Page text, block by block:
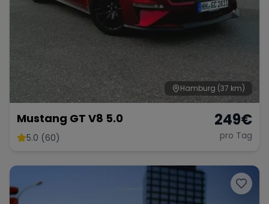
Hamburg (37 km)
Mustang GT V8 5.0
5.0 (60)
249€
pro Tag